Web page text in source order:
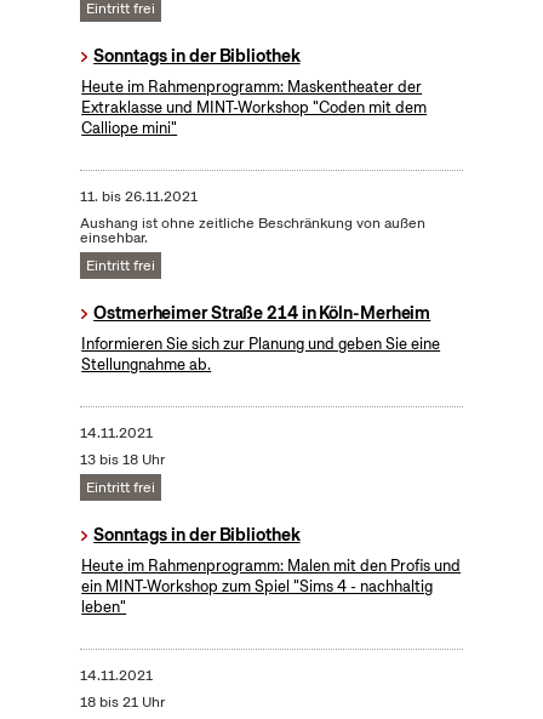
Eintritt frei
Sonntags in der Bibliothek
Heute im Rahmenprogramm: Maskentheater der
Extraklasse und MINT-Workshop "Coden mit dem
Calliope mini"
11. bis26.11.2021
Aushang ist ohne zeitliche Beschränkung von außen
einsehbar.
Eintritt frei
Ostmerheimer Straße 214 in Köln-Merheim
Informieren Sie sich zur Planung und geben Sie eine
Stellungnahme ab.
14.11.2021
13 bis 18 Uhr
Eintritt frei
Sonntags in der Bibliothek
Heute im Rahmenprogramm: Malen mit den Profis und
ein MINT-Workshop zum Spiel "Sims 4 - nachhaltig
leben"
14.11.2021
18 bis 21 Uhr